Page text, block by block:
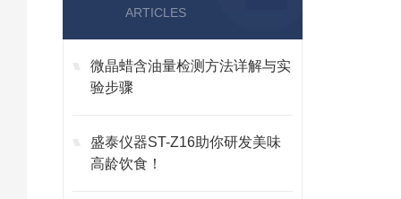
ARTICLES
微晶蜡含油量检测方法详解与实
验步骤
盛泰仪器ST-Z16助你研发美味
高龄饮食！